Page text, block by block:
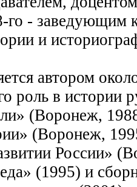
го - заведующим
и
автором
роль в истории
(Воронеж,
(Воронеж,
России»
(1995) и